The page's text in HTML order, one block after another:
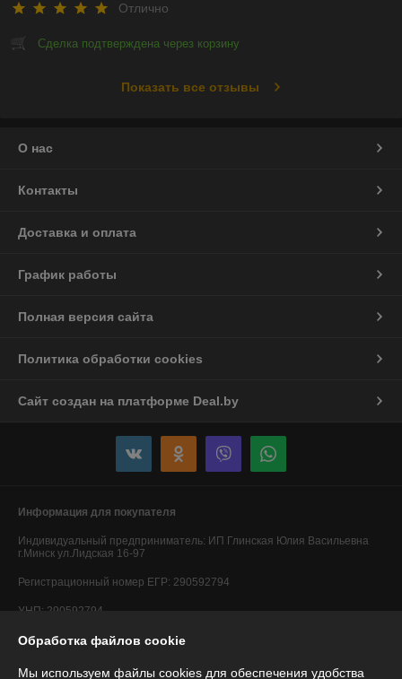
Отлично
Сделка подтверждена через корзину
Показать все отзывы
О нас
Контакты
Доставка и оплата
График работы
Полная версия сайта
Политика обработки cookies
Сайт создан на платформе Deal.by
Информация для покупателя
Индивидуальный предприниматель: ИП Глинская Юлия Васильевна
г.Минск ул.Лидская 16-97
Регистрационный номер ЕГР: 290592794
УНП: 290592794
Регистрационный орган: Минский горисполком
Дата регистрации компании: 20.05.2014
Обработка файлов cookie
Мы используем файлы cookies для обеспечения удобства